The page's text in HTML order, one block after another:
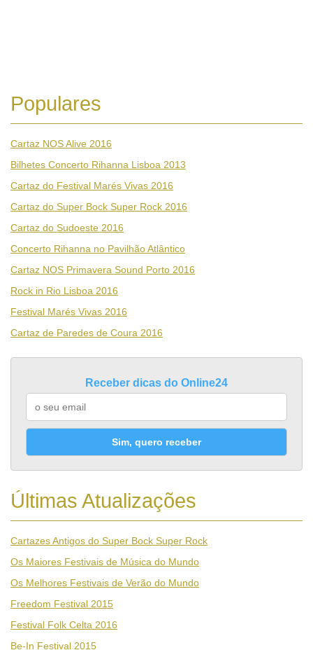
Populares
Cartaz NOS Alive 2016
Bilhetes Concerto Rihanna Lisboa 2013
Cartaz do Festival Marés Vivas 2016
Cartaz do Super Bock Super Rock 2016
Cartaz do Sudoeste 2016
Concerto Rihanna no Pavilhão Atlântico
Cartaz NOS Primavera Sound Porto 2016
Rock in Rio Lisboa 2016
Festival Marés Vivas 2016
Cartaz de Paredes de Coura 2016
Receber dicas do Online24
Sim, quero receber
Últimas Atualizações
Cartazes Antigos do Super Bock Super Rock
Os Maiores Festivais de Música do Mundo
Os Melhores Festivais de Verão do Mundo
Freedom Festival 2015
Festival Folk Celta 2016
Be-In Festival 2015